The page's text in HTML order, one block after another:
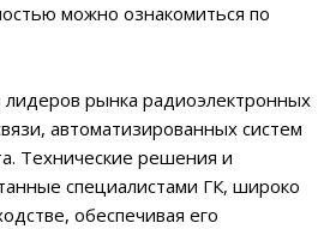
можно ознакомиться по
рынка радиоэлектронных
автоматизированных систем
Технические решения и
специалистами ГК, широко
обеспечивая его